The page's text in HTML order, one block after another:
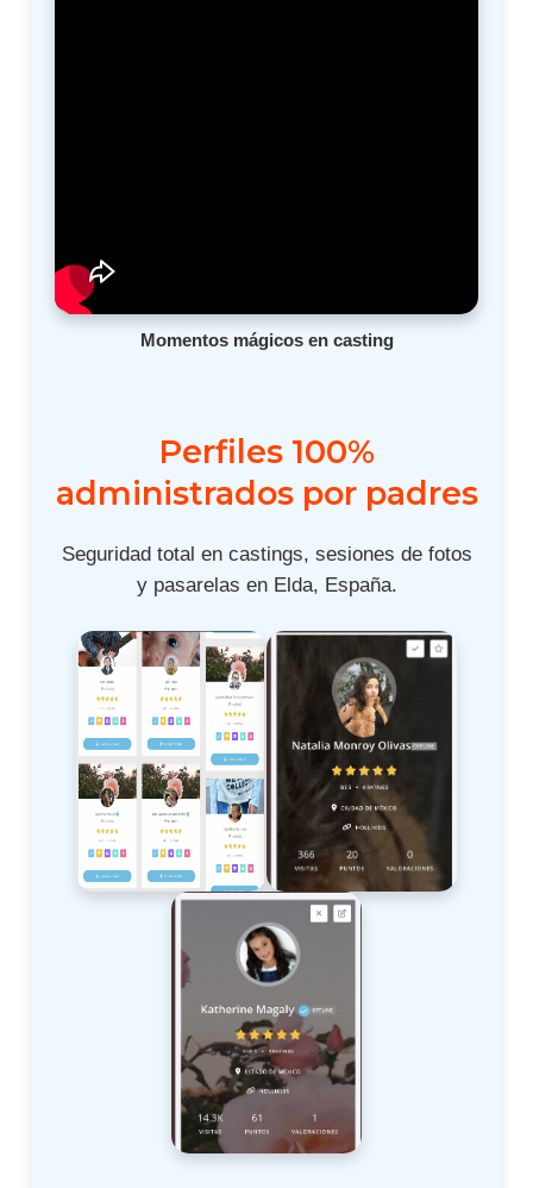
Momentos mágicos en casting
Perfiles 100%
administrados por padres
Seguridad total en castings, sesiones de fotos
y pasarelas en Elda, España.